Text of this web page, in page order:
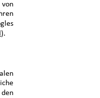
von
).